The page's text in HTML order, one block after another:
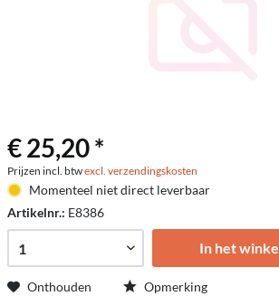
€ 25,20 *
Prijzen incl. btwexcl. verzendingskosten
Momenteel niet direct leverbaar
Artikelnr.: E8386
In het
Onthouden Opmerking